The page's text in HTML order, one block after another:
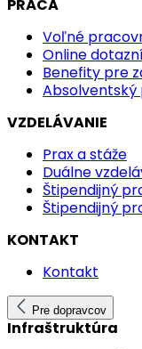
PRÁCA
Voľné
Online
Benefity pre
VZDELÁVANIE
Prax a stáže
Duálne
Štipendijný
Štipendijný
KONTAKT
Kontakt
Pre dopravcov
Infraštruktúra